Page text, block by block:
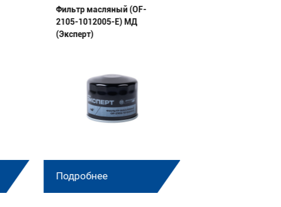
Фильтр масляный (OF-
2105-1012005-E) МД
(Эксперт)
Подробнее